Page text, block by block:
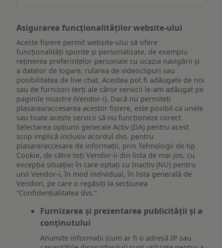
Asigurarea funcționalităților website-ului
Aceste fișiere permit website-ului să ofere
funcționalități sporite și personalizate, de exemplu
reţinerea preferinţelor personale cu ocazia navigării și
a datelor de logare, rularea de videoclipuri sau
posibilitatea de live chat. Acestea pot fi adăugate de noi
sau de furnizori terți ale căror servicii le-am adăugat pe
paginile noastre (Vendor-i). Dacă nu permiteți
plasarea/accesarea acestor fișiere, este posibil ca unele
sau toate aceste servicii să nu funcționeze corect.
Selectarea opțiunii generale Activ (DA) pentru acest
scop implică inclusiv acordul dvs. pentru
plasare/accesare de informații, prin Tehnologii de tip
Cookie, de către toți Vendor-ii din lista de mai jos, cu
excepția situației în care optați cu Inactiv (NU) pentru
unii Vendor-i, în mod individual, în lista generală de
Vendori, pe care o regăsiți la secțiunea
“Confidențialitatea dvs.”.
Furnizarea și prezentarea publicității și a
conținutului
Anumite informații (cum ar fi o adresă IP sau